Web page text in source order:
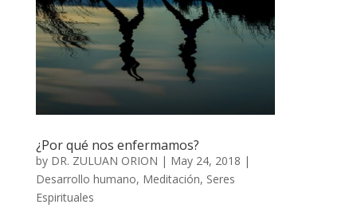
¿Por qué nos enfermamos?
by DR. ZULUAN ORION | May 24, 2018 |
Desarrollo humano, Meditación, Seres
Espirituales